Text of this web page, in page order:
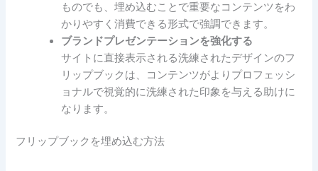
ものでも、埋め込むことで重要なコンテンツをわ
かりやすく消費できる形式で強調できます。
ブランドプレゼンテーションを強化する
サイトに直接表示される洗練されたデザインのフ
リップブックは、コンテンツがよりプロフェッシ
ョナルで視覚的に洗練された印象を与える助けに
なります。
フリップブックを埋め込む方法